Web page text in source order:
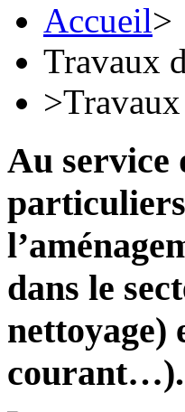
Accueil>
Travaux
>
Au service
dans le
nettoyage)
courant…).